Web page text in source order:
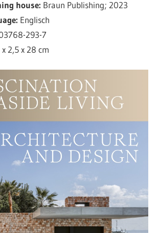
house: Braun Publishing; 2023
Englisch
293-7
x 2,5 x 28 cm